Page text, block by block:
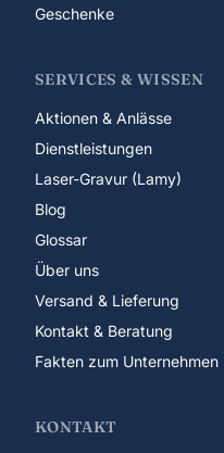
Geschenke
SERVICES & WISSEN
Aktionen & Anlässe
Dienstleistungen
Laser-Gravur (Lamy)
Blog
Glossar
Über uns
Versand & Lieferung
Kontakt & Beratung
Fakten zum Unternehmen
KONTAKT